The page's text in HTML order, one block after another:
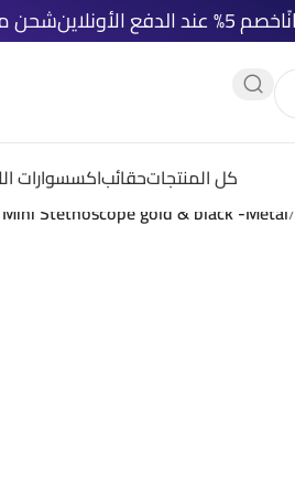
شحن مجاني لكل أوردر بـ
كل المنتجاتحقائباكسسوارات
/
Mini Stethoscope gold & black -Metal